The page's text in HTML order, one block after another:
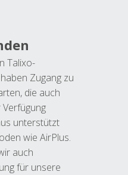
Talixo-
Zugang zu
die auch
unterstützt
wie AirPlus.
auch
für unsere